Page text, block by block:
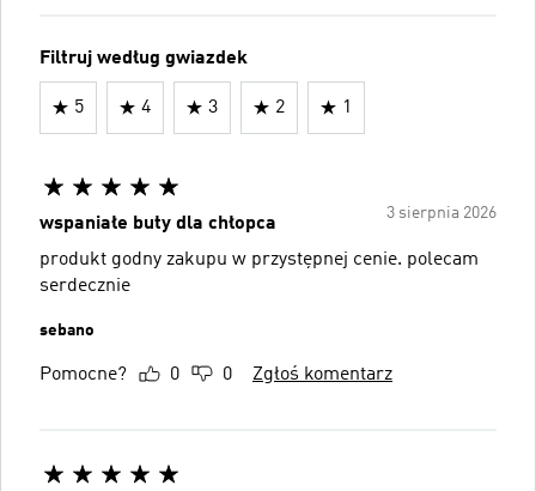
Filtruj według gwiazdek
5 4 3 2 1
3 sierpnia 2026
wspaniałe buty dla chłopca
produkt godny zakupu w przystępnej cenie. polecam
serdecznie
sebano
Pomocne? 0 0 Zgłoś komentarz